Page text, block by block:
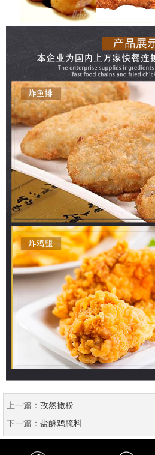
上一篇： 孜然撒粉
下一篇： 盐酥鸡腌料